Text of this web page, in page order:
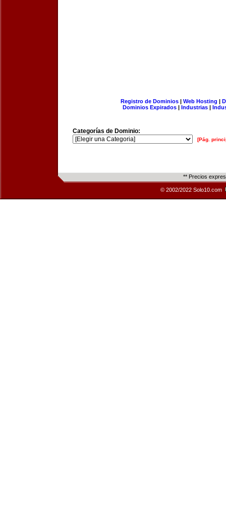
Registro de Dominios| Web Hosting |
Dominios Expirados | Industrias |
Categorías de Dominio:
[Pág.
** Precios
© 2002/2022 Solo10.com